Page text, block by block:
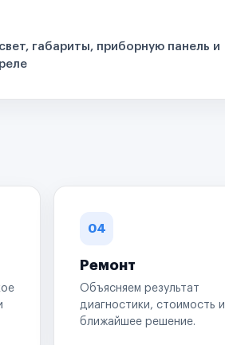
габариты, приборную панель и
04
Ремонт
Объясняем результат
диагностики, стоимость и
ближайшее решение.